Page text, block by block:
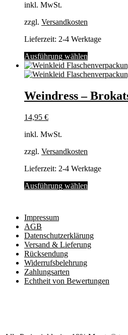
inkl. MwSt.
zzgl. Versandkosten
Lieferzeit: 2-4 Werktage
Ausführung wählen
Produkt
weist
Varianten
auf.
Produktseite
gewählt
werden
Weindress –
14,95 €
inkl. MwSt.
zzgl. Versandkosten
Lieferzeit: 2-4 Werktage
Ausführung wählen
Die
Optionen
Produktseite
Impressum
AGB
Datenschutzerklärung
Versand & Lieferung
Rücksendung
Widerrufsbelehrung
Zahlungsarten
Echtheit von Bewertungen